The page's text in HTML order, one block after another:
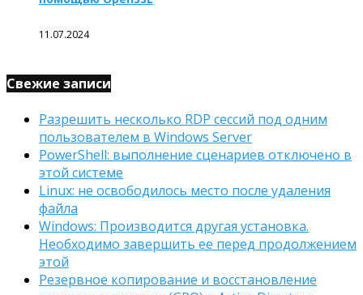
11.07.2024
Свежие записи
Разрешить несколько RDP сессий под одним
пользователем в Windows Server
PowerShell: выполнение сценариев отключено в
этой системе
Linux: не освободилось место после удаления
файла
Windows: Производится другая установка.
Необходимо завершить ее перед продолжением
этой
Резервное копирование и восстановление